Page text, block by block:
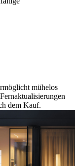
mühelos
dem Kauf.